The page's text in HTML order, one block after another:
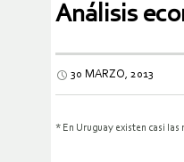
Análisis
30 MARZO, 2013
* En Uruguay existen casi